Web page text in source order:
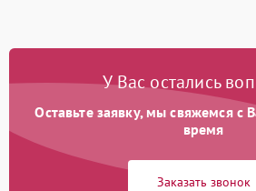
Постоянные сбои в работе 1500 ₽
У Вас остались
Оставьте заявку, мы свяжемся с
время
Заказать звонок